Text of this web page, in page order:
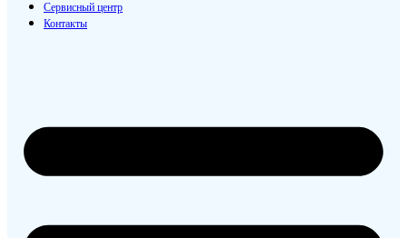
Сервисный центр
Контакты